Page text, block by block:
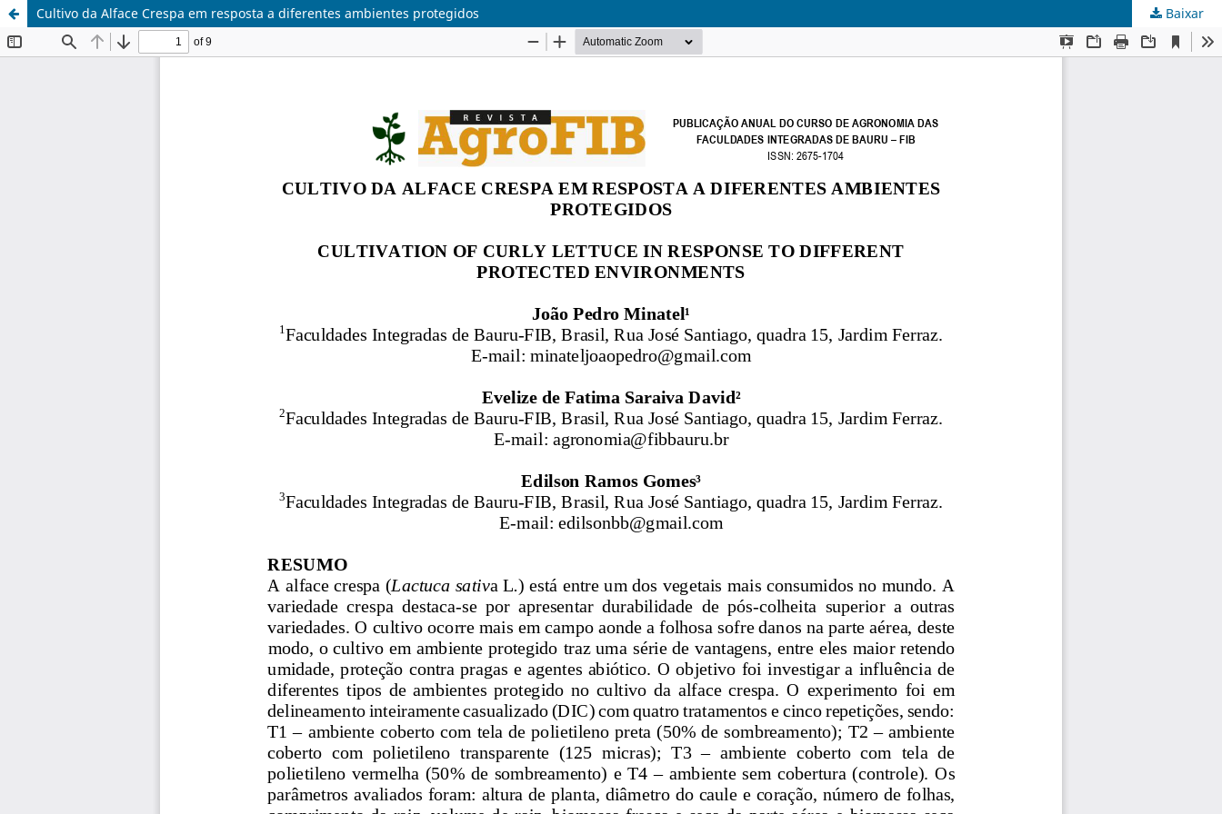
Cultivo da Alface Crespa em resposta a diferentes ambientes protegidos Baixar